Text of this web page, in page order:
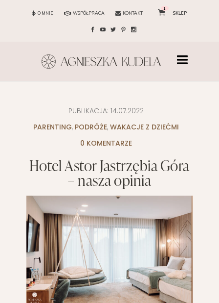
O MNIE WSPÓŁPRACA KONTAKT
1
SKLEP
PUBLIKACJA: 14.07.2022
PARENTING, PODRÓŻE, WAKACJE Z DZIEĆMI
0 KOMENTARZE
Hotel Astor Jastrzębia Góra
– nasza opinia